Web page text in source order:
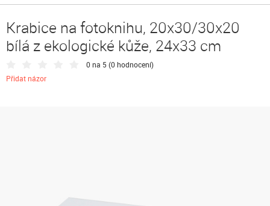
Krabice na fotoknihu, 20x30/30x20
bílá z ekologické kůže, 24x33 cm
0 na 5 (0 hodnocení)
Přidat názor